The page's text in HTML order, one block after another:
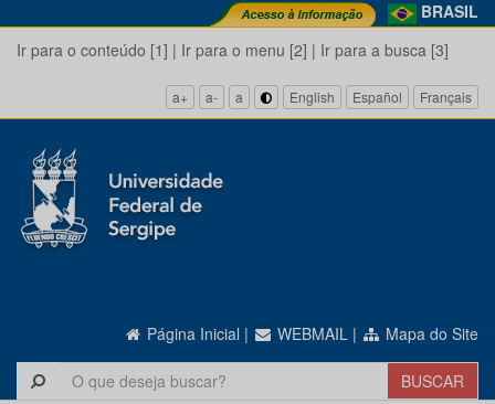
BRASIL
Ir para o conteúdo [1] | Ir para o menu [2] | Ir para a busca [3]
a+ a- a English Español Français
Página Inicial | WEBMAIL | Mapa do Site